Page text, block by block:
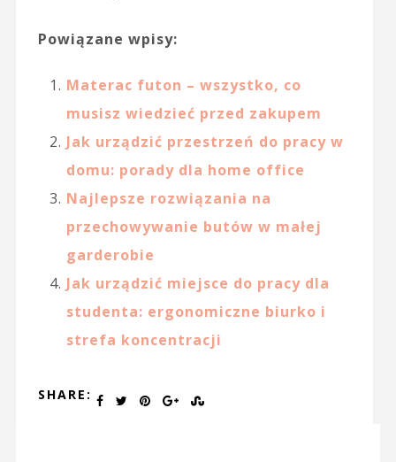
Powiązane wpisy:
Materac futon – wszystko, co
musisz wiedzieć przed zakupem
Jak urządzić przestrzeń do pracy w
domu: porady dla home office
Najlepsze rozwiązania na
przechowywanie butów w małej
garderobie
Jak urządzić miejsce do pracy dla
studenta: ergonomiczne biurko i
strefa koncentracji
SHARE: